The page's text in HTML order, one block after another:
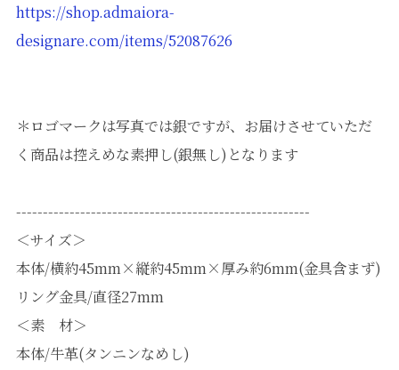
https://shop.admaiora-
designare.com/items/52087626
＊ロゴマークは写真では銀ですが、お届けさせていただ
く商品は控えめな素押し(銀無し)となります
-------------------------------------------------------
＜サイズ＞
本体/横約45mm×縦約45mm×厚み約6mm(金具含まず)
リング金具/直径27mm
＜素 材＞
本体/牛革(タンニンなめし)